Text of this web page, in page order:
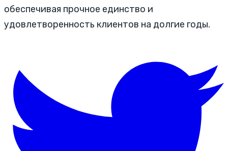
обеспечивая прочное единство и
удовлетворенность клиентов на долгие годы.